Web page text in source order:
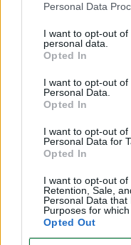
Personal Data
I want to opt-out
personal data.
Opted In
I want to opt-out
Personal Data.
Opted In
I want to opt-out
Personal Data for
Opted In
I want to opt-out of
Retention, Sale,
Personal Data
Purposes for
Opted Out
Trabajo desde